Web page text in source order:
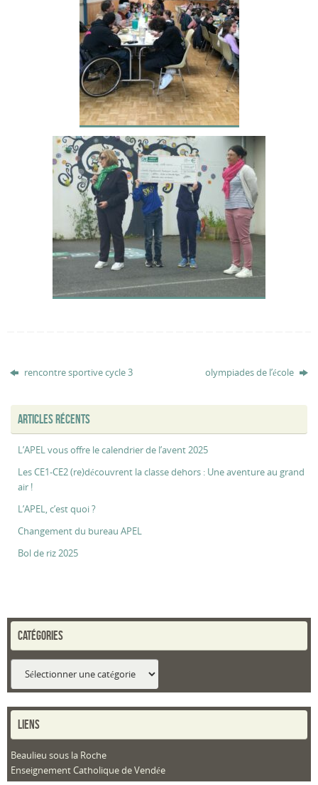
rencontre sportive cycle 3 olympiades de l’école
ARTICLES RÉCENTS
L’APEL vous offre le calendrier de l’avent 2025
Les CE1-CE2 (re)découvrent la classe dehors : Une aventure au grand
air !
L’APEL, c’est quoi ?
Changement du bureau APEL
Bol de riz 2025
CATÉGORIES
LIENS
Beaulieu sous la Roche
Enseignement Catholique de Vendée